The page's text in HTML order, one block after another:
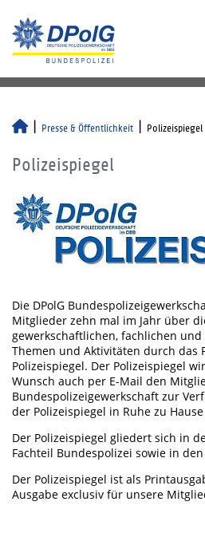
Presse & Öffentlichkeit Polizeispiegel
Polizeispiegel
Die DPolG
Mitglieder zehn mal im Jahr über
gewerkschaftlichen, fachlichen
Themen und Aktivitäten durch das
Polizeispiegel. Der Polizeispiegel
Wunsch auch per E-Mail den
Bundespolizeigewerkschaft zur
der Polizeispiegel in Ruhe zu
Der Polizeispiegel gliedert sich in
Fachteil Bundespolizei sowie in
Der Polizeispiegel ist als
Ausgabe exclusiv für unsere